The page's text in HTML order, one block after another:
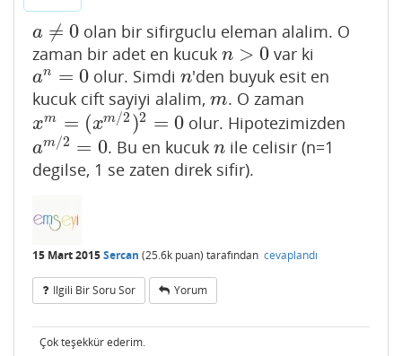
a ≠ 0
a≠0
olan bir sifirguclu eleman alalim. O
zaman bir adet en kucuk n > 0
n> 0 var ki
an = 0
an =0 olur. Simdi n
n'den buyuk esit en
kucuk cift sayiyi alalim, m
m. O zaman
xm = (xm/2 )2 = 0
xm= (xm/2)2= 0 olur. Hipotezimizden
am/2 = 0
am/2 =0 . Bu en kucuk n
nile celisir (n=1
degilse, 1 se zaten direk sifir).
15 Mart 2015Sercan (25.6k puan) tarafından cevaplandı
Ilgili Bir Soru Sor Yorum
Çok teşekkür ederim.